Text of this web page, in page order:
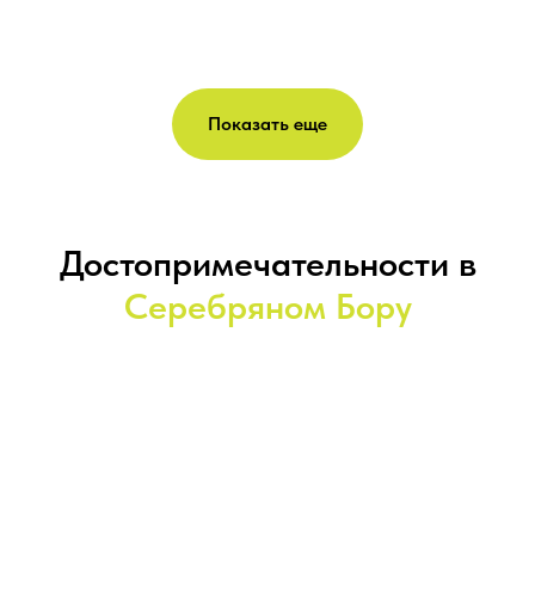
Показать еще
Достопримечательности в
Серебряном Бору